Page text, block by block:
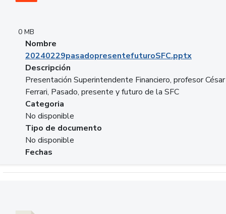
0 MB
Nombre
20240229pasadopresentefuturoSFC.pptx
Descripción
Presentación Superintendente Financiero, profesor César
Ferrari, Pasado, presente y futuro de la SFC
Categoria
No disponible
Tipo de documento
No disponible
Fechas